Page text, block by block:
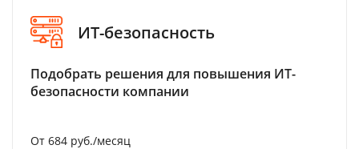
ИТ-безопасность
Подобрать решения для повышения ИТ-
безопасности компании
От 684 руб./месяц